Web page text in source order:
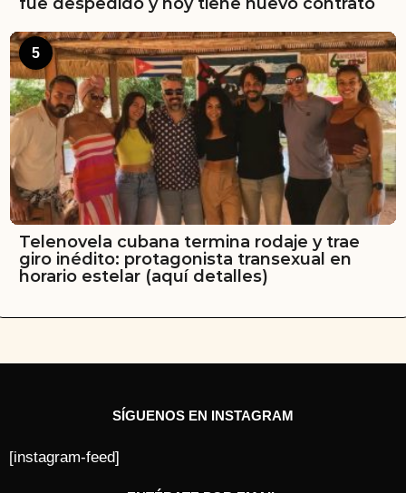
5
Telenovela cubana termina rodaje y trae
giro inédito: protagonista transexual en
horario estelar (aquí detalles)
SÍGUENOS EN INSTAGRAM
[instagram-feed]